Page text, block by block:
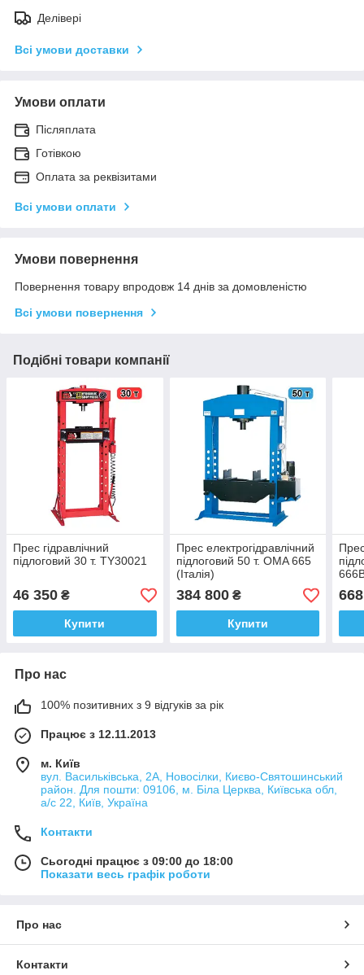
Делівері
Всі умови доставки
Умови оплати
Післяплата
Готівкою
Оплата за реквізитами
Всі умови оплати
Умови повернення
Повернення товару впродовж 14 днів за домовленістю
Всі умови повернення
Подібні товари компанії
Прес гідравлічний
підлоговий 30 т. TY30021
46 350 ₴
Купити
Прес електрогідравлічний
підлоговий 50 т. OMA 665
(Італія)
384 800₴
Купити
Про нас
100% позитивних з 9 відгуків за рік
Працює з 12.11.2013
м. Київ
вул. Васильківська, 2А, Новосілки, Києво-Святошинський
район. Для пошти: 09106, м. Біла Церква, Київська обл,
а/с 22, Київ, Україна
Контакти
Сьогодні працює з 09:00 до 18:00
Показати весь графік роботи
Про нас
Контакти